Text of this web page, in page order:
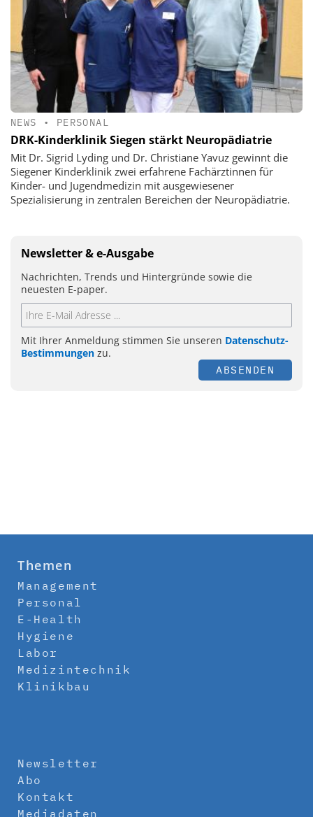
NEWS • PERSONAL
DRK-Kinderklinik Siegen stärkt Neuropädiatrie
Mit Dr. Sigrid Lyding und Dr. Christiane Yavuz gewinnt die
Siegener Kinderklinik zwei erfahrene Fachärztinnen für
Kinder- und Jugendmedizin mit ausgewiesener
Spezialisierung in zentralen Bereichen der Neuropädiatrie.
Newsletter & e-Ausgabe
Nachrichten, Trends und Hintergründe sowie die
neuesten E-paper.
Mit Ihrer Anmeldung stimmen Sie unseren Datenschutz-
Bestimmungen zu.
ABSENDEN
Themen
Management
Personal
E-Health
Hygiene
Labor
Medizintechnik
Klinikbau
Newsletter
Abo
Kontakt
Mediadaten